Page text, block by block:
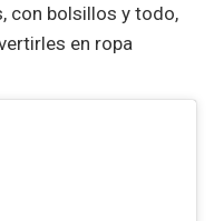
con bolsillos y todo,
en ropa